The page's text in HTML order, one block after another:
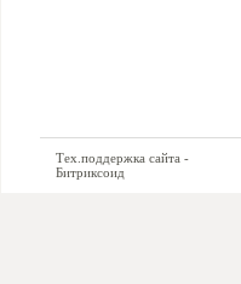
Тех.поддержка сайта -
Битриксоид